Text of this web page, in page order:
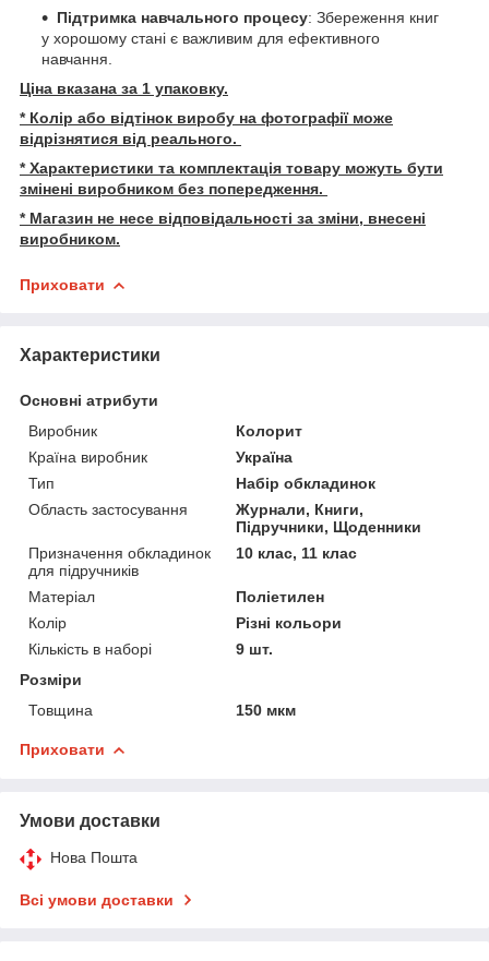
Підтримка навчального процесу: Збереження книг
у хорошому стані є важливим для ефективного
навчання.
Ціна вказана за 1 упаковку.
* Колір або відтінок виробу на фотографії може
відрізнятися від реального.
* Характеристики та комплектація товару можуть бути
змінені виробником без попередження.
* Магазин не несе відповідальності за зміни, внесені
виробником.
Приховати
Характеристики
Основні атрибути
Виробник
Колорит
Країна виробник
Україна
Тип
Набір обкладинок
Область застосування
Журнали, Книги,
Підручники, Щоденники
Призначення обкладинок
для підручників
10 клас, 11 клас
Матеріал
Поліетилен
Колір
Різні кольори
Кількість в наборі
9 шт.
Розміри
Товщина
150 мкм
Приховати
Умови доставки
Нова Пошта
Всі умови доставки